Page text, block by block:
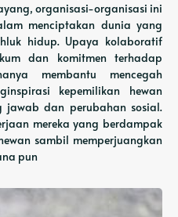
organisasi-organisasi ini
menciptakan dunia yang
hidup. Upaya kolaboratif
dan komitmen terhadap
membantu mencegah
kepemilikan hewan
jawab dan perubahan sosial.
mereka yang berdampak
sambil memperjuangkan
pun